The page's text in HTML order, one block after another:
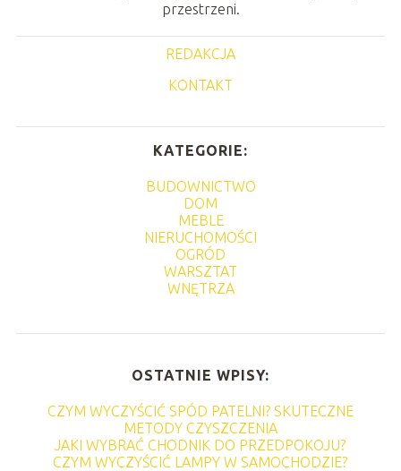
przestrzeni.
REDAKCJA
KONTAKT
KATEGORIE:
BUDOWNICTWO
DOM
MEBLE
NIERUCHOMOŚCI
OGRÓD
WARSZTAT
WNĘTRZA
OSTATNIE WPISY:
CZYM WYCZYŚCIĆ SPÓD PATELNI? SKUTECZNE
METODY CZYSZCZENIA
JAKI WYBRAĆ CHODNIK DO PRZEDPOKOJU?
CZYM WYCZYŚCIĆ LAMPY W SAMOCHODZIE?